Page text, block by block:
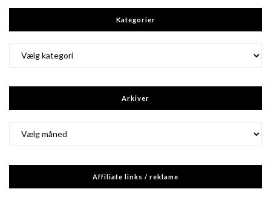
Kategorier
Arkiver
Affiliate links / reklame